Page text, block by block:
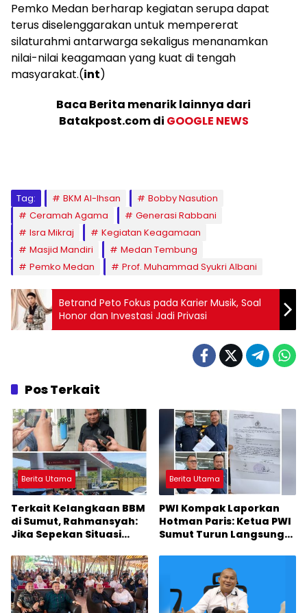
Pemko Medan berharap kegiatan serupa dapat
terus diselenggarakan untuk mempererat
silaturahmi antarwarga sekaligus menanamkan
nilai-nilai keagamaan yang kuat di tengah
masyarakat.(int)
Baca Berita menarik lainnya dari
Batakpost.com di GOOGLE NEWS
Tag: BKM Al-Ihsan
Bobby Nasution
Ceramah Agama
Generasi Rabbani
Isra Mikraj
Kegiatan Keagamaan
Masjid Mandiri
Medan Tembung
Pemko Medan
Prof. Muhammad Syukri Albani
Betrand Peto Fokus pada Karier Musik, Soal
Honor dan Investasi Jadi Privasi
Pos Terkait
Berita Utama
Terkait Kelangkaan BBM
di Sumut, Rahmansyah:
Jika Sepekan Situasi
Sumut Keluarkan
Rekomendasi
Berita Utama
PWI Kompak Laporkan
Hotman Paris: Ketua PWI
Sumut Turun Langsung